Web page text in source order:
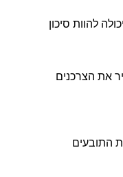
סיכון